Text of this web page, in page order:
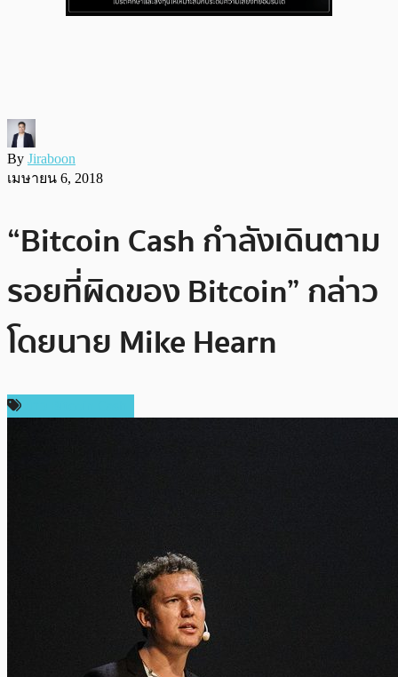
By Jiraboon
เมษายน 6, 2018
“Bitcoin Cash กำลังเดินตาม
รอยที่ผิดของ Bitcoin” กล่าว
โดยนาย Mike Hearn